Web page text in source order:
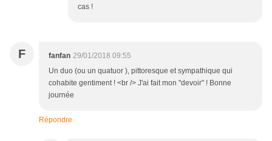
cas !
F fanfan 29/01/2018 09:55
Un duo (ou un quatuor ), pittoresque et sympathique qui
cohabite gentiment ! <br /> J'ai fait mon "devoir" ! Bonne
journée
Répondre